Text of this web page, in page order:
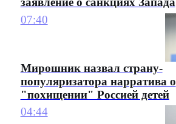
07:40
Мирошник назвал страну-
популяризатора нарратива о
"похищении" Россией детей
04:44